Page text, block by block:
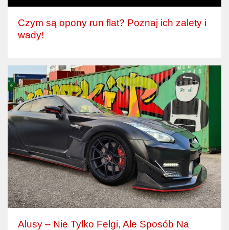
Czym są opony run flat? Poznaj ich zalety i
wady!
Alusy – Nie Tylko Felgi, Ale Sposób Na